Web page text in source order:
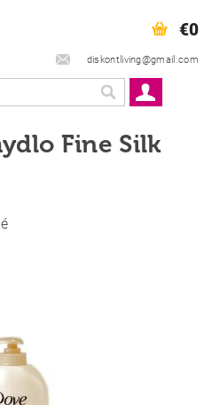
diskontliving@gmail.com
€0
Fine Silk